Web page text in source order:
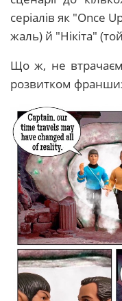
серіалів як "Оnce
жаль) й "Нікіта"
Що ж, не
розвитком